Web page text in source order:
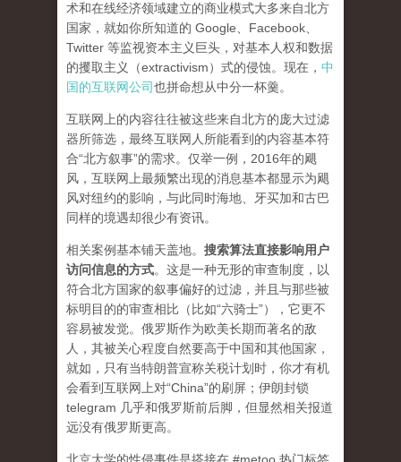
术和在线经济领域建立的商业模式大多来自北方
国家，就如你所知道的 Google、Facebook、
Twitter 等监视资本主义巨头，对基本人权和数据
的攫取主义（extractivism）式的侵蚀。现在， 中
国的互联网公司也拼命想从中分一杯羹。
互联网上的内容往往被这些来自北方的庞大过滤
器所筛选，最终互联网人所能看到的内容基本符
合“北方叙事”的需求。仅举一例，2016年的飓
风，互联网上最频繁出现的消息基本都显示为飓
风对纽约的影响，与此同时海地、牙买加和古巴
同样的境遇却很少有资讯。
相关案例基本铺天盖地。 搜索算法直接影响用户
访问信息的方式。 这是一种无形的审查制度，以
符合北方国家的叙事偏好的过滤，并且与那些被
标明目的的审查相比（比如“六骑士”），它更不
容易被发觉。俄罗斯作为欧美长期而著名的敌
人，其被关心程度自然要高于中国和其他国家，
就如，只有当特朗普宣称关税计划时，你才有机
会看到互联网上对“China”的刷屏；伊朗封锁
telegram 几乎和俄罗斯前后脚，但显然相关报道
远没有俄罗斯更高。